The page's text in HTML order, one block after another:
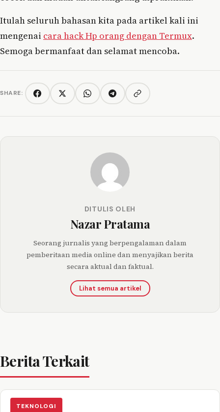
Itulah seluruh bahasan kita pada artikel kali ini
mengenai cara hack Hp orang dengan Termux.
Semoga bermanfaat dan selamat mencoba.
SHARE: FacebookTwitter/XWhatsAppTelegramCopy link
DITULIS OLEH
Nazar Pratama
Seorang jurnalis yang berpengalaman dalam
pemberitaan media online dan menyajikan berita
secara aktual dan faktual.
Lihat semua artikel
Berita Terkait
TEKNOLOGI